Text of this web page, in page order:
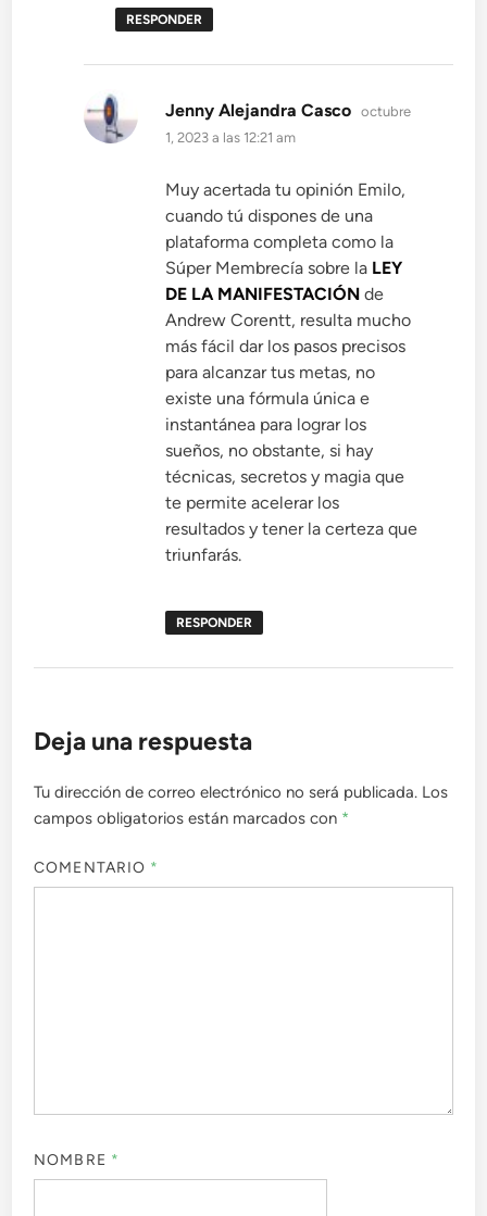
RESPONDER
Jenny Alejandra Casco dice:
octubre
1, 2023 a las 12:21 am
Muy acertada tu opinión Emilo,
cuando tú dispones de una
plataforma completa como la
Súper Membrecía sobre la LEY
DE LA MANIFESTACIÓN de
Andrew Corentt, resulta mucho
más fácil dar los pasos precisos
para alcanzar tus metas, no
existe una fórmula única e
instantánea para lograr los
sueños, no obstante, si hay
técnicas, secretos y magia que
te permite acelerar los
resultados y tener la certeza que
triunfarás.
RESPONDER
Deja una respuesta
Tu dirección de correo electrónico no será publicada. Los
campos obligatorios están marcados con *
COMENTARIO *
NOMBRE *